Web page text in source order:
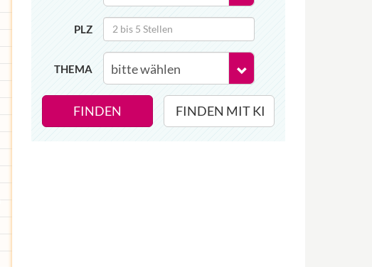
PLZ
THEMA
FINDEN FINDEN MIT KI